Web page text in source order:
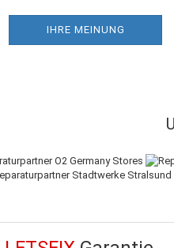
IHRE MEINUNG